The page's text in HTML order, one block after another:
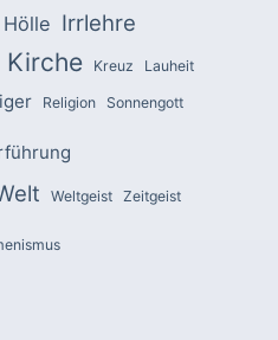
Hölle Irrlehre
Kirche Kreuz Lauheit
Religion Sonnengott
Weltgeist Zeitgeist